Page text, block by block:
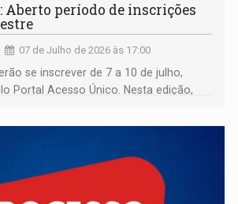
Aberto período de inscrições
07 de Julho de 2026 às 17:00
se inscrever de 7 a 10 de julho,
Portal Acesso Único. Nesta edição,
privadas de educação